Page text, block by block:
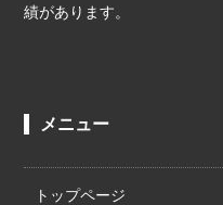
績があります。
メニュー
トップページ